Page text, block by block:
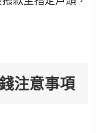
注意事項